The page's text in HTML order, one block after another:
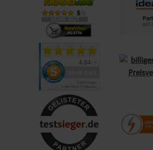
Mit dem Leitsatz „Schöner Leben in Haus
unser Ziel, das Einkaufserlebnis unserer
angenehm wie möglich zu gestalten. Durch
EigenmarkenLemodo
genau auf die Bedürfnisse unserer Kunden
Diese Marken stehen für Qualität und
lassen keine Wünsche offen – sei es im
Outdoor oder Living.
Kundenzufriedenheit und Service aus
Mit einem zentralen Standort in Bechhofen,